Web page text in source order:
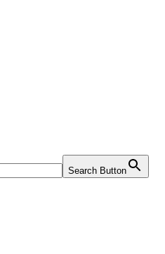
Search Button